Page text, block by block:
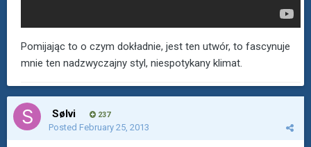
Pomijając to o czym dokładnie, jest ten utwór, to fascynuje
mnie ten nadzwyczajny styl, niespotykany klimat.
Sølvi 237
Posted February 25, 2013